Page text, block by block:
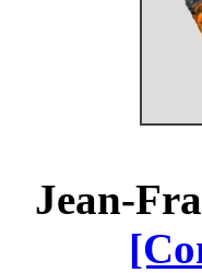
Jean-